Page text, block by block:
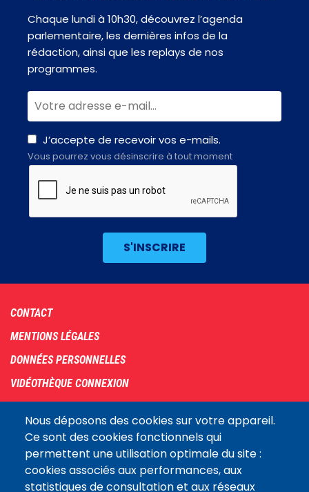
Nous déposons des cookies sur votre appareil.
Ce sont des cookies fonctionnels qui
permettent une utilisation optimale du site :
cookies associés aux performances, aux
statistiques de consultation et aux réseaux
Chaque lundi à 10h30, découvrez l’agenda
parlementaire, les dernières infos de la
rédaction, ainsi que les replays de nos
programmes.
J’accepte de recevoir vos e-mails.
Vous pourrez vous désinscrire à tout moment
Footer
menu
CONTACT
MENTIONS LÉGALES
DONNÉES PERSONNELLES
VIDÉOTHÈQUE CONNEXION
COOKIES
Assemblée
LE SITE DE L’ASSEMBLÉE NATIONALE